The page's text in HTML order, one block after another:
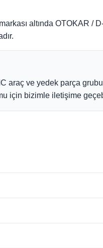
altında OTOKAR /
araç ve yedek parça
için bizimle iletişime